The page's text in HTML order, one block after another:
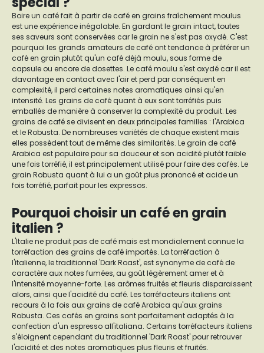
Boire un café fait à partir de café en grains fraîchement moulus
est une expérience inégalable. En gardant le grain intact, toutes
ses saveurs sont conservées car le grain ne s'est pas oxydé. C'est
pourquoi les grands amateurs de café ont tendance à préférer un
café en grain plutôt qu'un café déjà moulu, sous forme de
capsule ou encore de dosettes. Le café moulu s'est oxydé car il est
davantage en contact avec l'air et perd par conséquent en
complexité, il perd certaines notes aromatiques ainsi qu'en
intensité. Les grains de café quant à eux sont torréfiés puis
emballés de manière à conserver la complexité du produit. Les
grains de café se divisent en deux principales familles : l'Arabica
et le Robusta. De nombreuses variétés de chaque existent mais
elles possèdent tout de même des similarités. Le grain de café
Arabica est populaire pour sa douceur et son acidité plutôt faible
une fois torréfié, il est principalement utilisé pour faire des cafés. Le
grain Robusta quant à lui a un goût plus prononcé et acide un
fois torréfié, parfait pour les expressos.
Pourquoi choisir un café en grain
italien ?
L'Italie ne produit pas de café mais est mondialement connue la
torréfaction des grains de café importés. La torréfaction à
l'italienne, le traditionnel 'Dark Roast', est synonyme de café de
caractère aux notes fumées, au goût légèrement amer et à
l'intensité moyenne-forte. Les arômes fruités et fleuris disparaissent
alors, ainsi que l'acidité du café. Les torréfacteurs italiens ont
recours à la fois aux grains de café Arabica qu'aux grains
Robusta. Ces cafés en grains sont parfaitement adaptés à la
confection d'un espresso all'italiana. Certains torréfacteurs italiens
s'éloignent cependant du traditionnel 'Dark Roast' pour retrouver
l'acidité et des notes aromatiques plus fleuris et fruités.